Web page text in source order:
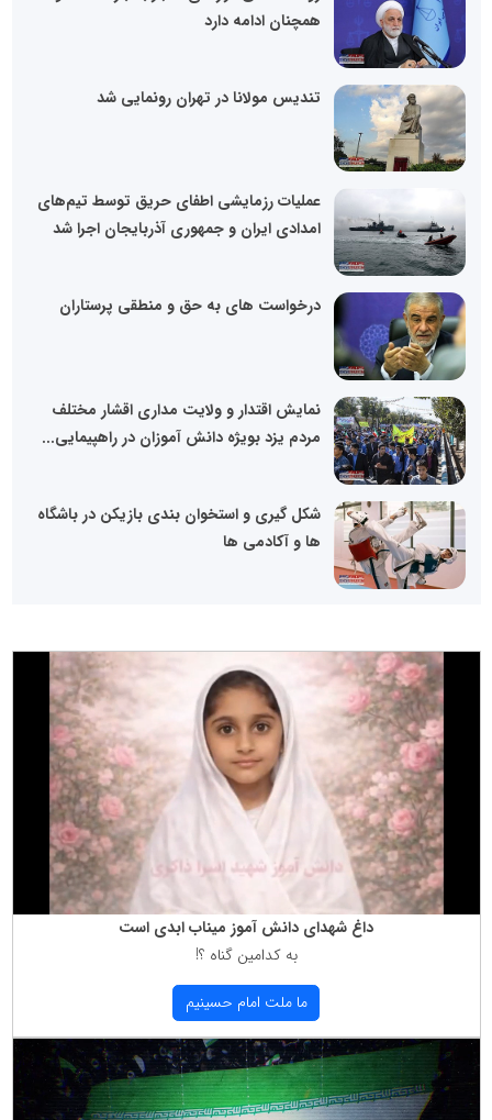
همچنان ادامه دارد
تندیس مولانا در تهران رونمایی شد
عملیات رزمایشی اطفای حریق توسط تیم‌های
امدادی ایران و جمهوری آذربایجان اجرا شد
درخواست های به حق و منطقی پرستاران
نمایش اقتدار و ولایت مداری اقشار مختلف
مردم یزد بویژه دانش آموزان در راهپیمایی...
شکل گیری و استخوان بندی بازیکن در باشگاه
ها و آکادمی ها
داغ شهدای دانش آموز میناب ابدی است
به كدامین گناه ؟!
ما ملت امام حسینیم